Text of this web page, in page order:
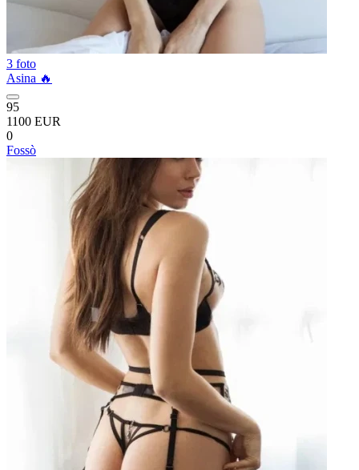
3 foto
Asina 🔥
95
1100 EUR
0
Fossò